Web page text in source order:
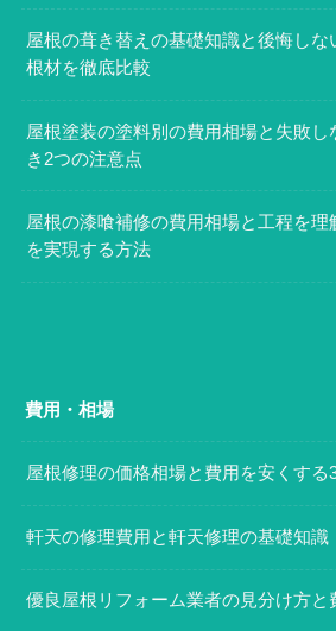
屋根の葺き替えの基礎知識と後悔しな
根材を徹底比較
屋根塗装の塗料別の費用相場と失敗し
き2つの注意点
屋根の漆喰補修の費用相場と工程を理
を実現する方法
費用・相場
屋根修理の価格相場と費用を安くする
軒天の修理費用と軒天修理の基礎知識
優良屋根リフォーム業者の見分け方と